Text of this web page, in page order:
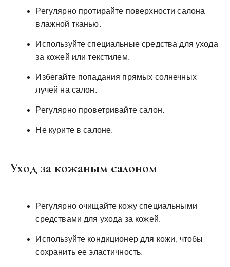
Регулярно протирайте поверхности салона
влажной тканью.
Используйте специальные средства для ухода
за кожей или текстилем.
Избегайте попадания прямых солнечных
лучей на салон.
Регулярно проветривайте салон.
Не курите в салоне.
Уход за кожаным салоном
Регулярно очищайте кожу специальными
средствами для ухода за кожей.
Используйте кондиционер для кожи‚ чтобы
сохранить ее эластичность.